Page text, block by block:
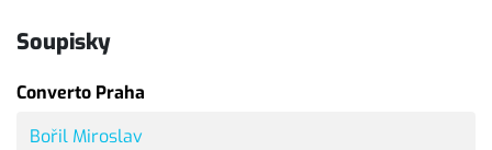
Soupisky
Converto Praha
Bořil Miroslav